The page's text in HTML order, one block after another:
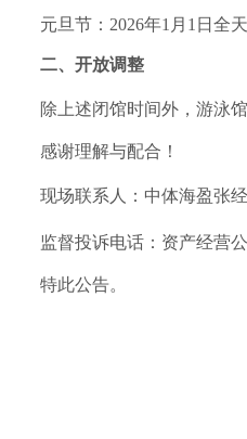
元旦节： 2026年1 月 1 日全
二、开放调整
除 上述闭馆时间外，游泳
感谢理解与配合！
现场联系人： 中体海盈张
监督投诉电话：资产经营
特此公告。